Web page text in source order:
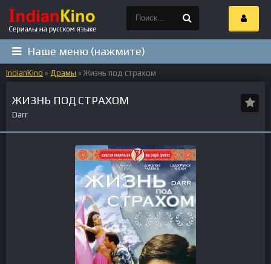
Наше меню (нажмите)
IndianKino » Драмы » Жизнь под страхом
ЖИЗНЬ ПОД СТРАХОМ
Darr